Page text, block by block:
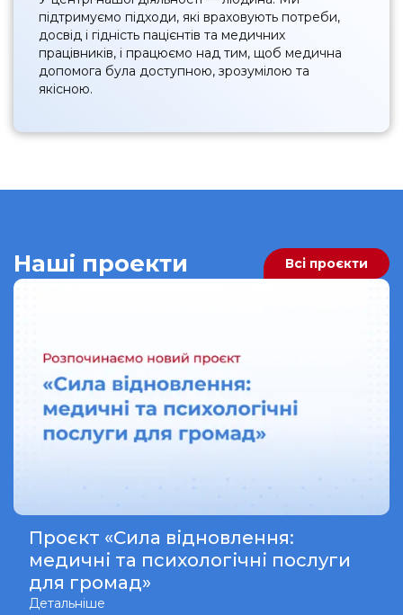
підтримуємо підходи, які враховують потреби,
досвід і гідність пацієнтів та медичних
працівників, і працюємо над тим, щоб медична
допомога була доступною, зрозумілою та
якісною.
Наші проекти Всі проєкти
Проєкт «Сила відновлення:
медичні та психологічні послуги
для громад»
Детальніше